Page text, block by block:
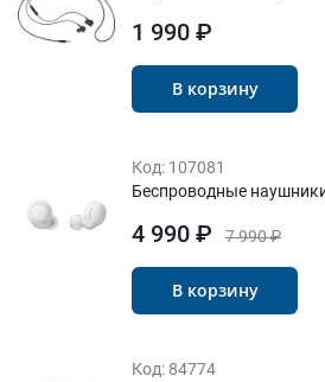
1 990 ₽
В корзину
Код: 107081
Беспроводные
7 990 ₽
4 990 ₽
В корзину
Код: 84774